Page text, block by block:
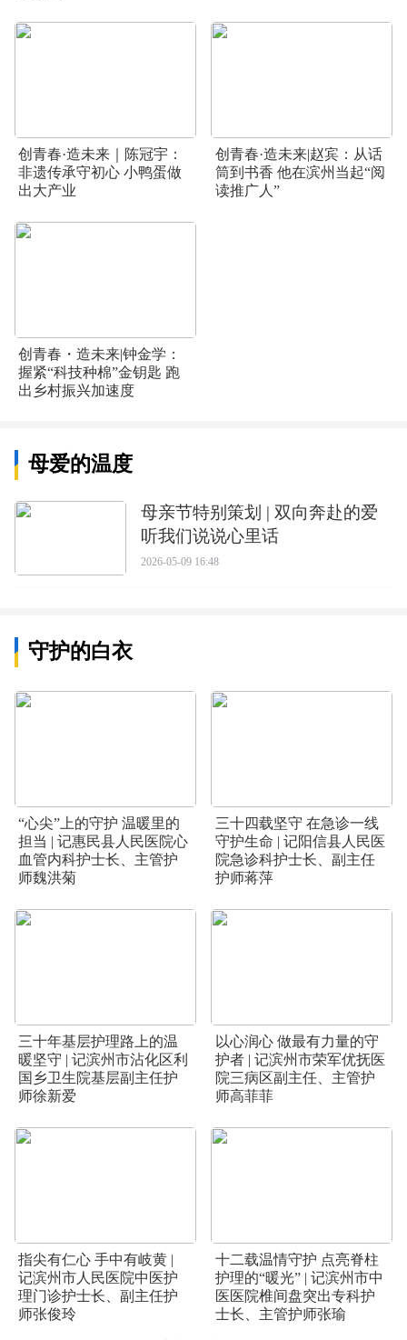
创青春·造未来｜陈冠宇：
非遗传承守初心 小鸭蛋做
出大产业
创青春·造未来|赵宾：从话
筒到书香 他在滨州当起“阅
读推广人”
创青春・造未来|钟金学：
握紧“科技种棉”金钥匙 跑
出乡村振兴加速度
母爱的温度
母亲节特别策划 | 双向奔赴的爱
听我们说说心里话
2026-05-09 16:48
守护的白衣
“心尖”上的守护 温暖里的
担当 | 记惠民县人民医院心
血管内科护士长、主管护
师魏洪菊
三十四载坚守 在急诊一线
守护生命 | 记阳信县人民医
院急诊科护士长、副主任
护师蒋萍
三十年基层护理路上的温
暖坚守 | 记滨州市沾化区利
国乡卫生院基层副主任护
师徐新爱
以心润心 做最有力量的守
护者 | 记滨州市荣军优抚医
院三病区副主任、主管护
师高菲菲
指尖有仁心 手中有岐黄 |
记滨州市人民医院中医护
理门诊护士长、副主任护
师张俊玲
十二载温情守护 点亮脊柱
护理的“暖光” | 记滨州市中
医医院椎间盘突出专科护
士长、主管护师张瑜